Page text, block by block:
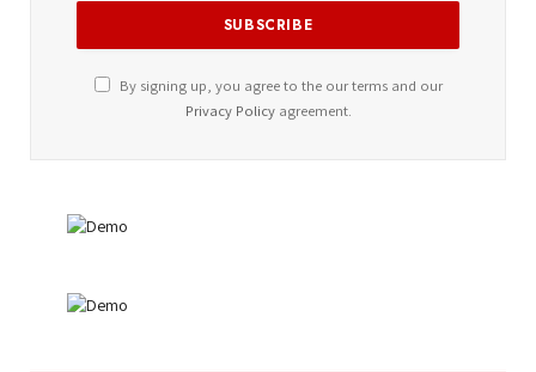
By signing up, you agree to the our terms and our
Privacy Policyagreement.